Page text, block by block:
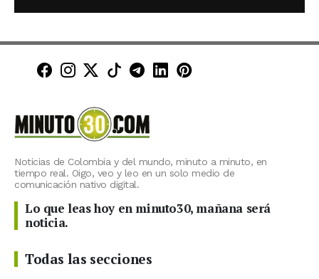
Minuto30 en Facebook
Minuto30 en Instagram
Minuto30 en X (Twitter)
Minuto30 en TikTok
Canal de Minuto30 en
Minuto30 en LinkedIn
Minuto30 en
Noticias de Colombia y del mundo, minuto a minuto, en
tiempo real. Oigo, veo y leo en un solo medio de
comunicación nativo digital.
Lo que leas hoy en minuto30, mañana será
noticia.
Todas las secciones